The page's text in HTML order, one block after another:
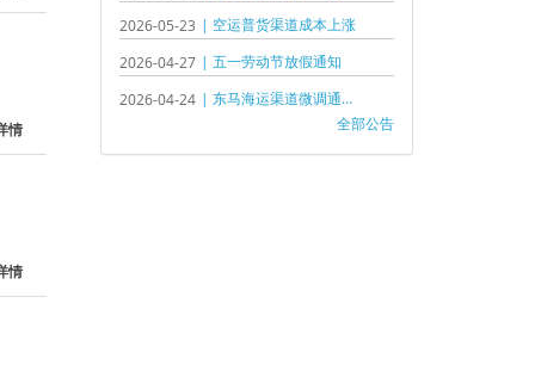
情
情
2026-05-23 | 空运普货渠道成本上涨
2026-04-27 | 五一劳动节放假通知
2026-04-24
| 东马海运渠道微调通知！
全部公告